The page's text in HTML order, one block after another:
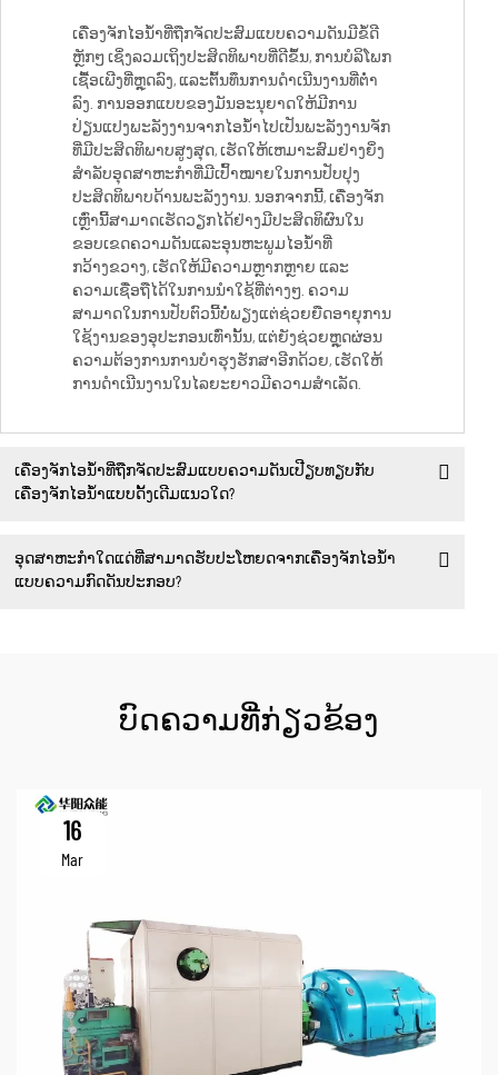
ເຄື່ອງຈັກໄອນ້ຳທີ່ຖືກຈັດປະສົມແບບຄວາມດັນມີຂໍ້ດີ
ຫຼັກໆ ເຊິ່ງລວມເຖິງປະສິດທິພາບທີ່ດີຂຶ້ນ, ການບໍລິໂພກ
ເຊື້ອເພີງທີ່ຫຼຸດລົງ, ແລະຕົ້ນທຶນການດຳເນີນງານທີ່ຕ່ຳ
ລົງ. ການອອກແບບຂອງມັນອະນຸຍາດໃຫ້ມີການ
ປ່ຽນແປງພະລັງງານຈາກໄອນ້ຳໄປເປັນພະລັງງານຈັກ
ທີ່ມີປະສິດທິພາບສູງສຸດ, ເຮັດໃຫ້ເຫມາະສົມຢ່າງຍິ່ງ
ສຳລັບອຸດສາຫະກຳທີ່ມີເປົ້າໝາຍໃນການປັບປຸງ
ປະສິດທິພາບດ້ານພະລັງງານ. ນອກຈາກນີ້, ເຄື່ອງຈັກ
ເຫຼົ່ານີ້ສາມາດເຮັດວຽກໄດ້ຢ່າງມີປະສິດທິຜົນໃນ
ຂອບເຂດຄວາມດັນແລະອຸນຫະພູມໄອນ້ຳທີ່
ກວ້າງຂວາງ, ເຮັດໃຫ້ມີຄວາມຫຼາກຫຼາຍ ແລະ
ຄວາມເຊື່ອຖືໄດ້ໃນການນຳໃຊ້ທີ່ຕ່າງໆ. ຄວາມ
ສາມາດໃນການປັບຕົວນີ້ບໍ່ພຽງແຕ່ຊ່ວຍຍືດອາຍຸການ
ໃຊ້ງານຂອງອຸປະກອນເທົ່ານັ້ນ, ແຕ່ຍັງຊ່ວຍຫຼຸດຜ່ອນ
ຄວາມຕ້ອງການການບໍາຮຸງຮັກສາອີກດ້ວຍ, ເຮັດໃຫ້
ການດຳເນີນງານໃນໄລຍະຍາວມີຄວາມສຳເລັດ.
ເຄື່ອງຈັກໄອນ້ຳທີ່ຖືກຈັດປະສົມແບບຄວາມດັນເປີຽບທຽບກັບ
ເຄື່ອງຈັກໄອນ້ຳແບບດັ້ງເດີມແນວໃດ?
ອຸດສາຫະກຳໃດແດ່ທີ່ສາມາດຮັບປະໂຫຍດຈາກເຄື່ອງຈັກໄອນ້ຳ
ແບບຄວາມກົດດັນປະກອບ?
ບົດຄວາມທີ່ກ່ຽວຂ້ອງ
16
Mar